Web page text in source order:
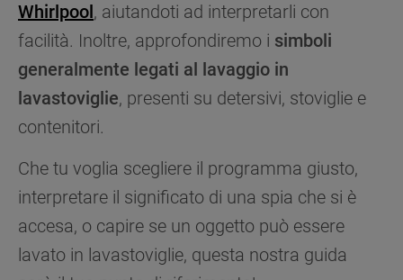
Whirlpool, aiutandoti ad interpretarli con
facilità. Inoltre, approfondiremo i simboli
generalmente legati al lavaggio in
lavastoviglie, presenti su detersivi, stoviglie e
contenitori.
Che tu voglia scegliere il programma giusto,
interpretare il significato di una spia che si è
accesa, o capire se un oggetto può essere
lavato in lavastoviglie, questa nostra guida